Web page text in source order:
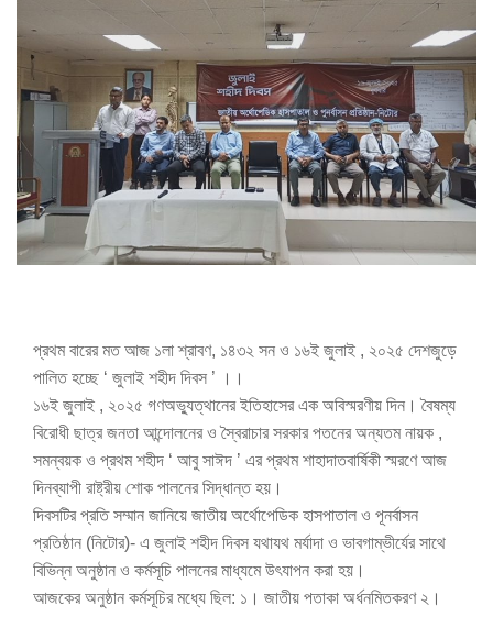
প্রথম বারের মত আজ ১লা শ্রাবণ, ১৪৩২ সন ও ১৬ই জুলাই , ২০২৫ দেশজুড়ে
পালিত হচ্ছে ‘ জুলাই শহীদ দিবস ’ ।।
১৬ই জুলাই , ২০২৫ গণঅভ্যুত্থানের ইতিহাসের এক অবিস্মরণীয় দিন। বৈষম্য
বিরোধী ছাত্র জনতা আন্দোলনের ও স্বৈরাচার সরকার পতনের অন্যতম নায়ক ,
সমন্বয়ক ও প্রথম শহীদ ‘ আবু সাঈদ ’ এর প্রথম শাহাদাতবার্ষিকী স্মরণে আজ
দিনব্যাপী রাষ্ট্রীয় শোক পালনের সিদ্ধান্ত হয়।
দিবসটির প্রতি সম্মান জানিয়ে জাতীয় অর্থোপেডিক হাসপাতাল ও পূনর্বাসন
প্রতিষ্ঠান (নিটোর)- এ জুলাই শহীদ দিবস যথাযথ মর্যাদা ও ভাবগাম্ভীর্যের সাথে
বিভিন্ন অনুষ্ঠান ও কর্মসূচি পালনের মাধ্যমে উৎযাপন করা হয়।
আজকের অনুষ্ঠান কর্মসূচির মধ্যে ছিল: ১। জাতীয় পতাকা অর্ধনমিতকরণ ২।